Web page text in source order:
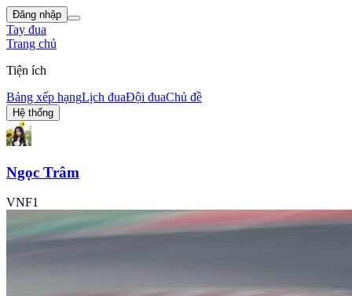
Đăng nhập
Tay đua
Trang chủ
Tiện ích
Bảng xếp hạngLịch đuaĐội đuaChủ đề
Hệ thống
Ngọc Trâm
VNF1